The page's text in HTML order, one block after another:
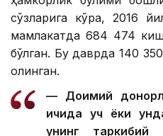
сўзларига кўра, 2016
мамлакатда 684 474
бўлган. Бу даврда 140
олинган.
— Доимий
ичида уч ёки
унинг таркибий